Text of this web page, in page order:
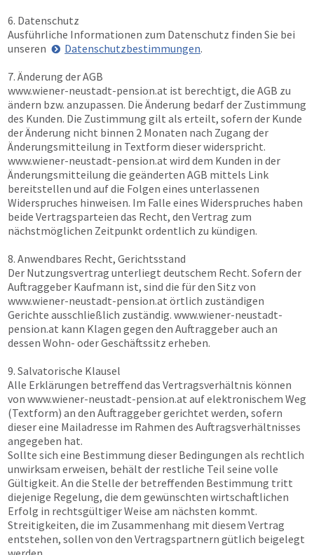
6. Datenschutz
Ausführliche Informationen zum Datenschutz finden Sie bei
unseren
Datenschutzbestimmungen.
7. Änderung der AGB
www.wiener-neustadt-pension.at ist berechtigt, die AGB zu
ändern bzw. anzupassen. Die Änderung bedarf der Zustimmung
des Kunden. Die Zustimmung gilt als erteilt, sofern der Kunde
der Änderung nicht binnen 2 Monaten nach Zugang der
Änderungsmitteilung in Textform dieser widerspricht.
www.wiener-neustadt-pension.at wird dem Kunden in der
Änderungsmitteilung die geänderten AGB mittels Link
bereitstellen und auf die Folgen eines unterlassenen
Widerspruches hinweisen. Im Falle eines Widerspruches haben
beide Vertragsparteien das Recht, den Vertrag zum
nächstmöglichen Zeitpunkt ordentlich zu kündigen.
8. Anwendbares Recht, Gerichtsstand
Der Nutzungsvertrag unterliegt deutschem Recht. Sofern der
Auftraggeber Kaufmann ist, sind die für den Sitz von
www.wiener-neustadt-pension.at örtlich zuständigen
Gerichte ausschließlich zuständig. www.wiener-neustadt-
pension.at kann Klagen gegen den Auftraggeber auch an
dessen Wohn- oder Geschäftssitz erheben.
9. Salvatorische Klausel
Alle Erklärungen betreffend das Vertragsverhältnis können
von www.wiener-neustadt-pension.at auf elektronischem Weg
(Textform) an den Auftraggeber gerichtet werden, sofern
dieser eine Mailadresse im Rahmen des Auftragsverhältnisses
angegeben hat.
Sollte sich eine Bestimmung dieser Bedingungen als rechtlich
unwirksam erweisen, behält der restliche Teil seine volle
Gültigkeit. An die Stelle der betreffenden Bestimmung tritt
diejenige Regelung, die dem gewünschten wirtschaftlichen
Erfolg in rechtsgültiger Weise am nächsten kommt.
Streitigkeiten, die im Zusammenhang mit diesem Vertrag
entstehen, sollen von den Vertragspartnern gütlich beigelegt